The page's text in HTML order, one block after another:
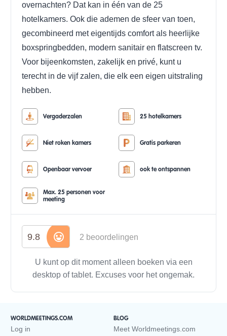
overnachten? Dat kan in één van de 25
hotelkamers. Ook die ademen de sfeer van toen,
gecombineerd met eigentijds comfort als heerlijke
boxspringbedden, modern sanitair en flatscreen tv.
Voor bijeenkomsten, zakelijk en privé, kunt u
terecht in de vijf zalen, die elk een eigen uitstraling
hebben.
Vergaderzalen 25 hotelkamers
Niet roken kamers Gratis parkeren
Openbaar vervoer ook te ontspannen
Max. 25 personen voor
meeting
9.8 2 beoordelingen
U kunt op dit moment alleen boeken via een
desktop of tablet. Excuses voor het ongemak.
WORLDMEETINGS.COM
Log in
BLOG
Meet Worldmeetings.com